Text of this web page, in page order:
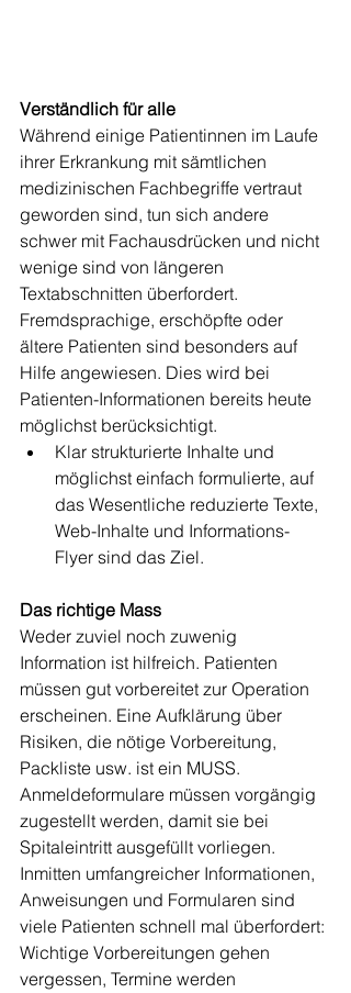
Verständlich für alle
Während einige Patientinnen im Laufe
ihrer Erkrankung mit sämtlichen
medizinischen Fachbegriffe vertraut
geworden sind, tun sich andere
schwer mit Fachausdrücken und nicht
wenige sind von längeren
Textabschnitten überfordert.
Fremdsprachige, erschöpfte oder
ältere Patienten sind besonders auf
Hilfe angewiesen. Dies wird bei
Patienten-Informationen bereits heute
möglichst berücksichtigt.
Klar strukturierte Inhalte und
möglichst einfach formulierte, auf
das Wesentliche reduzierte Texte,
Web-Inhalte und Informations-
Flyer sind das Ziel.
Das richtige Mass
Weder zuviel noch zuwenig
Information ist hilfreich. Patienten
müssen gut vorbereitet zur Operation
erscheinen. Eine Aufklärung über
Risiken, die nötige Vorbereitung,
Packliste usw. ist ein MUSS.
Anmeldeformulare müssen vorgängig
zugestellt werden, damit sie bei
Spitaleintritt ausgefüllt vorliegen.
Inmitten umfangreicher Informationen,
Anweisungen und Formularen sind
viele Patienten schnell mal überfordert:
Wichtige Vorbereitungen gehen
vergessen, Termine werden